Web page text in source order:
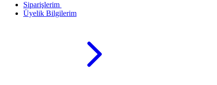
Siparişlerim
Üyelik Bilgilerim